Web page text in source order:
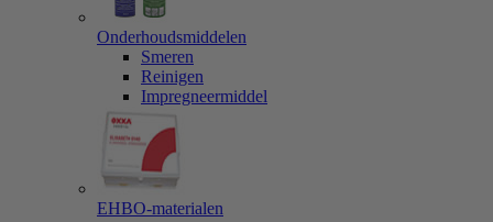
Onderhoudsmiddelen
Smeren
Reinigen
Impregneermiddel
EHBO-materialen